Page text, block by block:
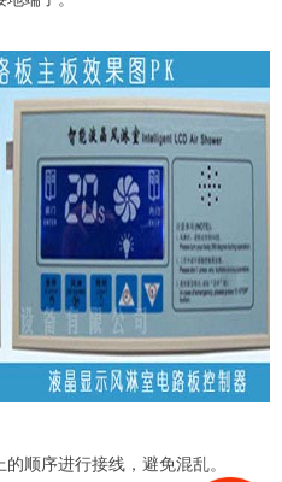
顺序进行接线，避免混乱。